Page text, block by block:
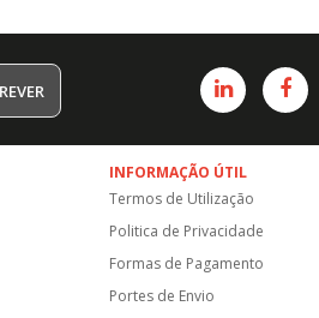
INFORMAÇÃO ÚTIL
Termos de Utilização
Politica de Privacidade
Formas de Pagamento
Portes de Envio